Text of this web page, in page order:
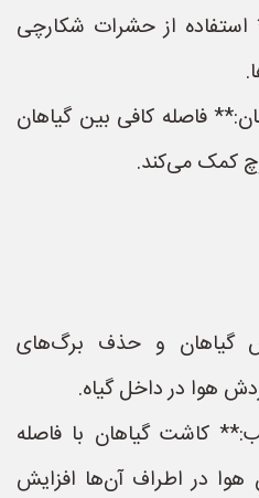
از حشرات شکارچی
فاصله کافی بین گیاهان
کمک می‌کند.
گیاهان و حذف برگ‌های
هوا در داخل گیاه.
کاشت گیاهان با فاصله
هوا در اطراف آن‌ها افزایش